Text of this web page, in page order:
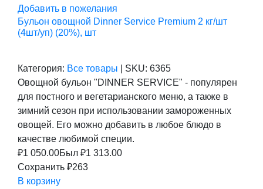
Добавить в пожелания
Бульон овощной Dinner Service Premium 2 кг/шт
(4шт/уп) (20%), шт
Категория: Все товары SKU: 6365
Овощной бульон "DINNER SERVICE" - популярен
для постного и вегетарианского меню, а также в
зимний сезон при использовании замороженных
овощей. Его можно добавить в любое блюдо в
качестве любимой специи.
₽1 050.00Был ₽1 313.00
Сохранить ₽263
В корзину